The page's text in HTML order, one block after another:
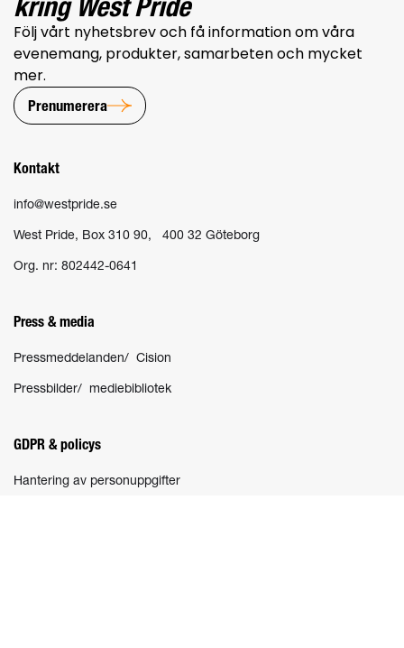
Följ vårt nyhetsbrev och få information om våra
evenemang, produkter, samarbeten och mycket
mer.
Prenumerera
Kontakt
info@westpride.se
West Pride, Box 310 90, 400 32 Göteborg
Org. nr: 802442-0641
Press & media
Pressmeddelanden/ Cision
Pressbilder/ mediebibliotek
GDPR & policys
Hantering av personuppgifter